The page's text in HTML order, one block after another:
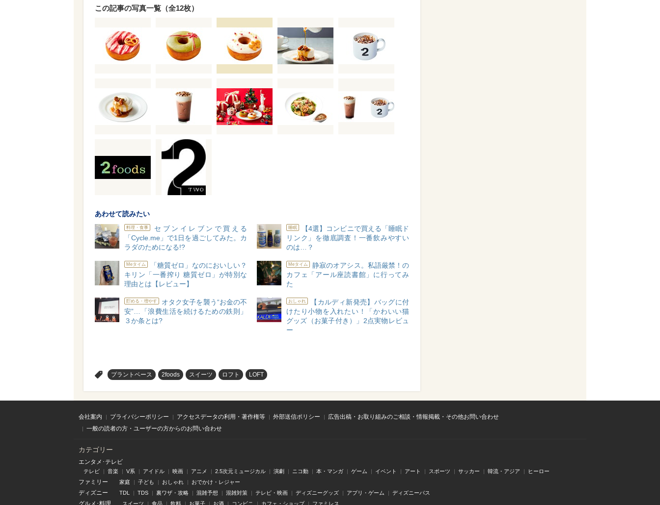
この記事の写真一覧（全12枚）
あわせて読みたい
料理・食事
セブンイレブンで買える
「Cycle.me」で1日を過ごしてみた。カ
ラダのためになる!?
睡眠
【4選】コンビニで買える「睡眠ド
リンク」を徹底調査！一番飲みやすい
のは…？
Meタイム
「糖質ゼロ」なのにおいしい？
キリン「一番搾り 糖質ゼロ」が特別な
理由とは【レビュー】
Meタイム
静寂のオアシス。私語厳禁！の
カフェ「アール座読書館」に行ってみ
た
貯める・増やす
オタク女子を襲う“お金の不
安”…「浪費生活を続けるための鉄則」
３か条とは?
おしゃれ
【カルディ新発売】バッグに付
けたり小物を入れたい！「かわいい猫
グッズ（お菓子付き）」2点実物レビュ
ー
プラントベース 2foods スイーツ ロフト LOFT
会社案内 プライバシーポリシー アクセスデータの利用・著作権等 外部送信ポリシー
広告出稿・お取り組みのご相談・情報掲載・その他お問い合わせ
一般の読者の方・ユーザーの方からのお問い合わせ
カテゴリー
エンタメ･テレビ
テレビ 音楽 V系 アイドル 映画 アニメ 2.5次元ミュージカル 演劇 ニコ動 本・マンガ ゲーム イベント アート スポーツ サッカー 韓流・アジア ヒーロー
ファミリー 家庭 子ども おしゃれ おでかけ・レジャー
ディズニー TDL TDS 裏ワザ・攻略 混雑予想 混雑対策 テレビ・映画 ディズニーグッズ アプリ・ゲーム ディズニーパス
グルメ･料理 スイーツ 食品 飲料 お菓子 お酒 コンビニ カフェ・ショップ ファミレス